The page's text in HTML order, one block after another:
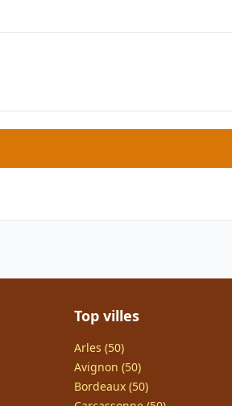
Top villes
Arles (50)
Avignon (50)
Bordeaux (50)